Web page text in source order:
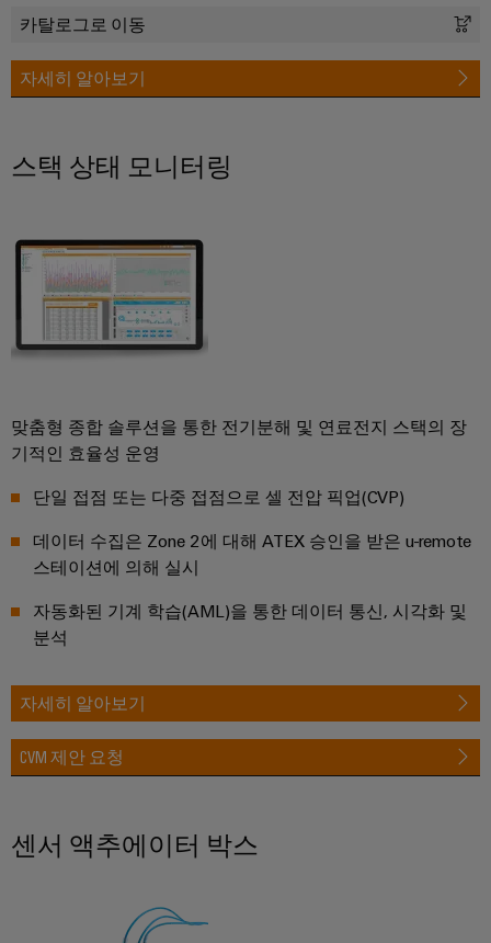
기
조
업
장
치
한
혁
신
적
인
배
방
법
솔
루
션
에
너
지
에
너
스
토
시
스
솔
루
션
산
화
동
화
에
너
리
솔
루
IIoT
자
소
프
트
웨
산
업
일
로
전
원
공
급
릴
레
이
모
듈
및
솔
드
스
테
이
릴
레
원
환
경
품
규
준
수
PSIRT
엔
니
어
링
데
이
터
기
품
카
탈
로
수
자
화
파
너
워
크
IIoT
및
화
솔
루
파
트
너
행
사
박
람
카탈로그로 이동
자세히 알아보기
스택 상태 모니터링
맞춤형 종합 솔루션을 통한 전기분해 및 연료전지 스택의 장
기적인 효율성 운영
단일 접점 또는 다중 접점으로 셀 전압 픽업(CVP)
데이터 수집은 Zone 2에 대해 ATEX 승인을 받은 u-remote
스테이션에 의해 실시
자동화된 기계 학습(AML)을 통한 데이터 통신, 시각화 및
분석
자세히 알아보기
CVM 제안 요청
센서 액추에이터 박스